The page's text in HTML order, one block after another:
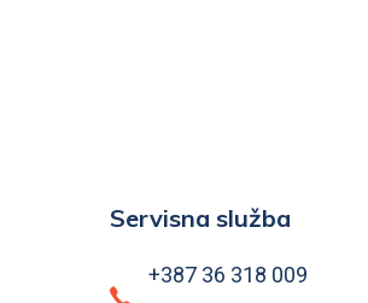
Servisna služba
+387 36 318 009